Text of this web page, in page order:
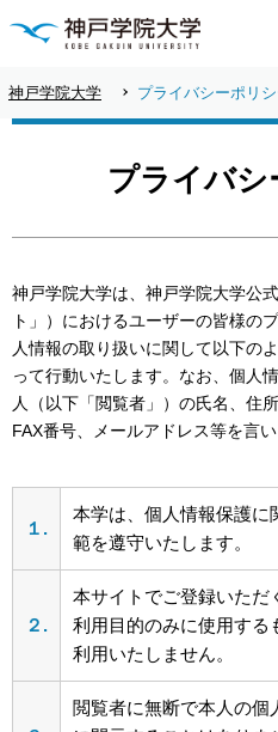
神戸学院大学 プライバシーポリ
プライバシ
神戸学院大学は、神戸学院大学公
ト」）におけるユーザーの皆様の
人情報の取り扱いに関して以下の
って行動いたします。なお、個人
人（以下「閲覧者」）の氏名、住
FAX番号、メールアドレス等を言い
１.
本学は、個人情報保護に
範を遵守いたします。
２.
本サイトでご登録いただ
利用目的のみに使用する
利用いたしません。
閲覧者に無断で本人の